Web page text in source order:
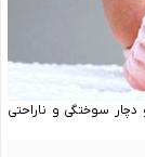
سوختگی و ناراحتی